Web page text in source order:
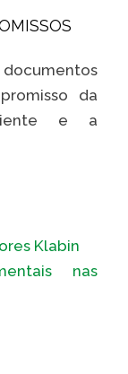
da
e a
Klabin
nas